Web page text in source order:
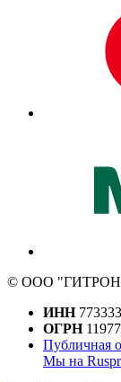
© ООО
ИНН
ОГРН
Публичная
Мы на